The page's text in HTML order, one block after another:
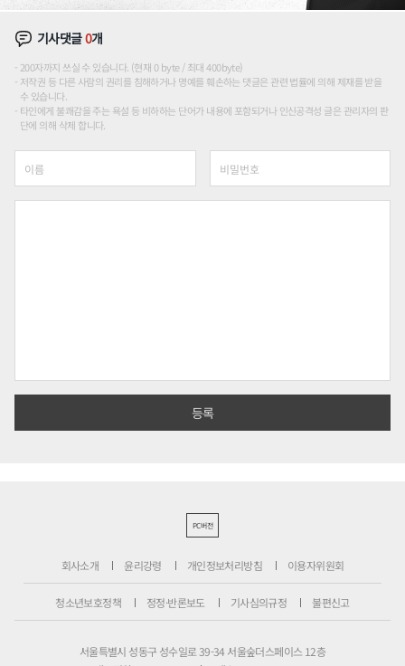
기사댓글0개
200자까지 쓰실 수 있습니다. (현재 0 byte / 최대 400byte)
저작권 등 다른 사람의 권리를 침해하거나 명예를 훼손하는 댓글은 관련 법률에 의해 제재를 받을
수 있습니다.
타인에게 불쾌감을 주는 욕설 등 비하하는 단어가 내용에 포함되거나 인신공격성 글은 관리자의 판
단에 의해 삭제 합니다.
PC버전
회사소개 윤리강령 개인정보처리방침 이용자위원회
청소년보호정책 정정·반론보도 기사심의규정 불편신고
서울특별시 성동구 성수일로 39-34 서울숲더스페이스 12층